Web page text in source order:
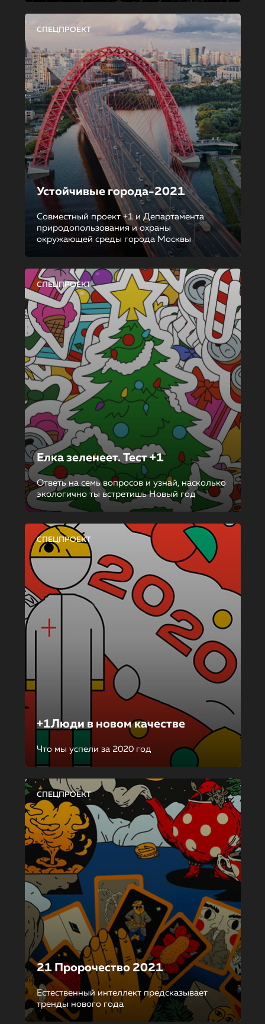
СПЕЦПРОЕКТ
Устойчивые города-2021
Совместный проект +1 и Департамента
природопользования и охраны
окружающей среды города Москвы
СПЕЦПРОЕКТ
Елка зеленеет. Тест +1
Ответь на семь вопросов и узнай, насколько
экологично ты встретишь Новый год
СПЕЦПРОЕКТ
+1Люди в новом качестве
Что мы успели за 2020 год
СПЕЦПРОЕКТ
21 Пророчество 2021
Естественный интеллект предсказывает
тренды нового года